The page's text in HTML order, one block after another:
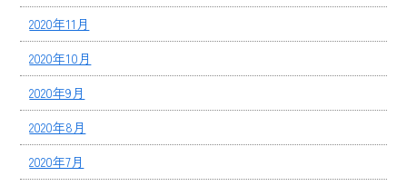
2020年11月
2020年10月
2020年9月
2020年8月
2020年7月